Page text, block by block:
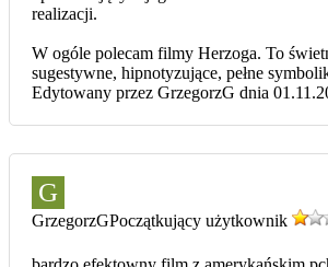
realizacji.
W ogóle polecam filmy Herzoga. To
sugestywne, hipnotyzujące, pełne
Edytowany przez GrzegorzG dnia
G
GrzegorzGPoczątkujący użytkownik